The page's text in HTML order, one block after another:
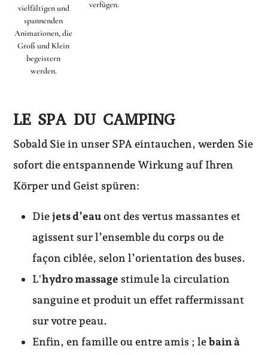
vielfältigen und
spannenden
Animationen, die
Groß und Klein
begeistern
werden.
verfügen.
LE SPA DU CAMPING
Sobald Sie in unser SPA eintauchen, werden Sie
sofort die entspannende Wirkung auf Ihren
Körper und Geist spüren:
Diejets d’eauont des vertus massantes et
agissent sur l’ensemble du corps ou de
façon ciblée, selon l’orientation des buses.
L'hydro massage stimule la circulation
sanguine et produit un effet raffermissant
sur votre peau.
Enfin, en famille ou entre amis ; lebain à